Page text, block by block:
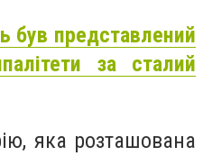
був представлений
за сталий
яка розташована